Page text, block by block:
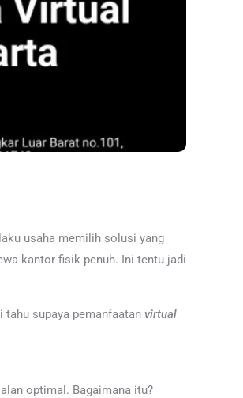
usaha memilih solusi yang
kantor fisik penuh. Ini tentu jadi
tahu supaya pemanfaatan virtual
optimal. Bagaimana itu?